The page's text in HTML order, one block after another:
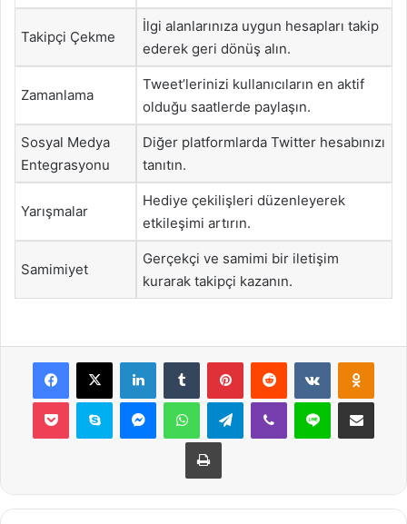
Takipçi Çekme
İlgi alanlarınıza uygun hesapları takip
ederek geri dönüş alın.
Zamanlama
Tweet’lerinizi kullanıcıların en aktif
olduğu saatlerde paylaşın.
Sosyal Medya
Entegrasyonu
Diğer platformlarda Twitter hesabınızı
tanıtın.
Yarışmalar
Hediye çekilişleri düzenleyerek
etkileşimi artırın.
Samimiyet
Gerçekçi ve samimi bir iletişim
kurarak takipçi kazanın.
Facebook
X LinkedInTumblr PinterestReddit VKontakte
Pocket Skype MessengerWhatsAppTelegramViber Line E-Posta ile
Yazdır